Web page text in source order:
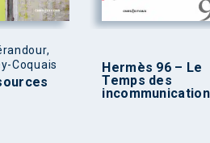
Coquais
Hermès 96 – Le
Temps des